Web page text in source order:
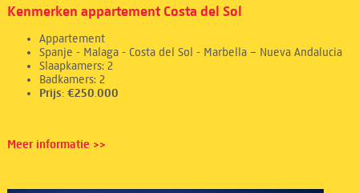
Kenmerken appartement Costa del Sol
Appartement
Spanje - Malaga - Costa del Sol - Marbella – Nueva Andalucia
Slaapkamers: 2
Badkamers: 2
Prijs: €250.000
Meer informatie >>